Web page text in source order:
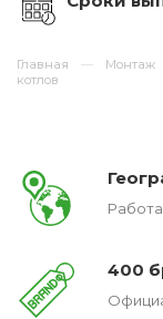
Главная Монтаж
котлов
400